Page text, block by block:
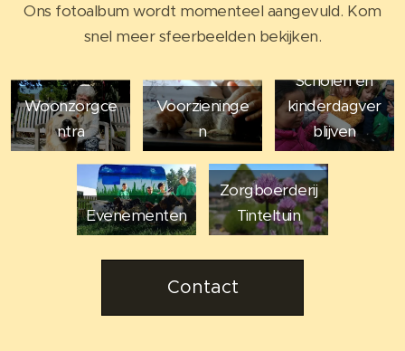
Ons fotoalbum wordt momenteel aangevuld. Kom
snel meer sfeerbeelden bekijken.
Woonzorgce
ntra
Voorzieninge
n
Scholen en
kinderdagver
blijven
Evenementen
Zorgboerderij
Tinteltuin
Contact